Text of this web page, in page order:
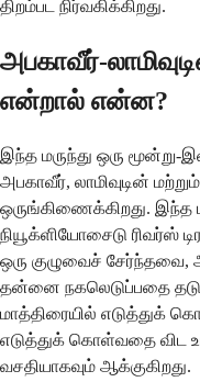
திறம்பட நிர்வகிக்கிறது.
அபகாவீர்-
என்றால் என்ன?
இந்த மருந்து ஒரு மூன்று-
அபகாவீர், லாமிவுடின்
ஒருங்கிணைக்கிறது. இந்த
நியூக்ளியோசைடு ரிவர்ஸ்
ஒரு குழுவைச்
தன்னை நகலெடுப்பதை
மாத்திரையில் எடுத்துக்
எடுத்துக் கொள்வதை விட
வசதியாகவும் ஆக்குகிறது.